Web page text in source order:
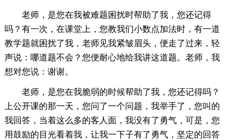
老师，是您在我被难题困扰时帮助了我，您还记得
吗？有一次，在课堂上，您教我们小数点加法时，有一道
教学题就困扰了我，老师见我紧皱眉头，便走了过来，轻
声说：哪道题不会？您便耐心地给我讲这道题。老师，我
想对您说：谢谢。
老师，是您在我脆弱的时候帮助了我，您还记得吗？
上公开课的那一天，您问了一个问题，我举手了，您叫的
我回答，当着这么多的客人面，我没有了勇气，可是，您
用鼓励的目光看着我，让我一下子有了勇气，坚定的回答